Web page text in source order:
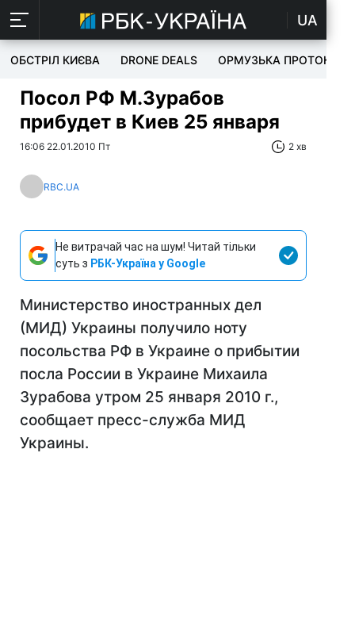
UA
ОБСТРІЛ КИЄВА DRONE DEALS ОРМУЗЬКА ПРОТОКА
Посол РФ М.Зурабов
прибудет в Киев 25 января
16:06 22.01.2010 Пт 2 хв
RBC.UA
Не витрачай час на шум! Читай тільки
суть з РБК-Україна у Google
Министерство иностранных дел
(МИД) Украины получило ноту
посольства РФ в Украине о прибытии
посла России в Украине Михаила
Зурабова утром 25 января 2010 г.,
сообщает пресс-служба МИД
Украины.